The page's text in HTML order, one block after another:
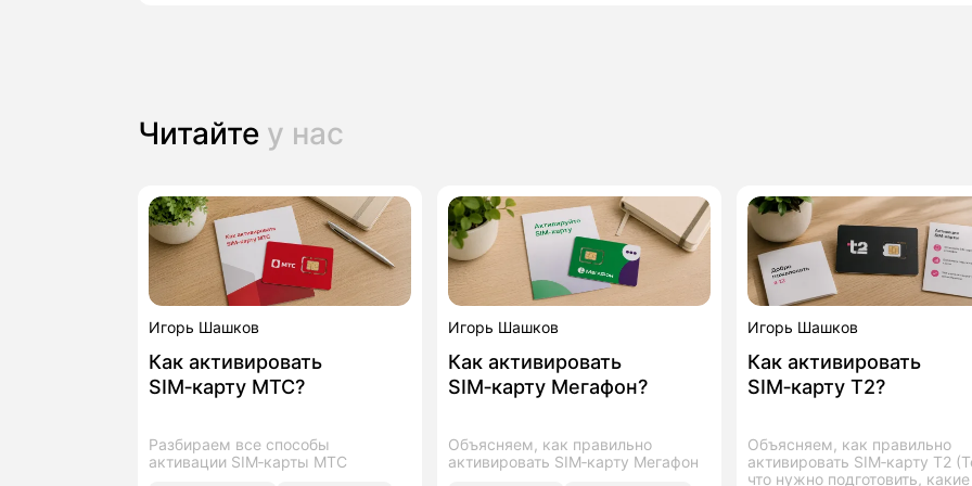
Читайте у нас
Игорь Шашков
Как активировать
SIM‑карту МТС?
Разбираем все способы
активации SIM‑карты МТС
Игорь Шашков
Как активировать
SIM‑карту Мегафон?
Объясняем, как правильно
активировать SIM‑карту Мегафон
Игорь Шашков
Как активировать
SIM‑карту T2?
Объясняем, как правильно
активировать SIM‑карту T2
что нужно подготовить,